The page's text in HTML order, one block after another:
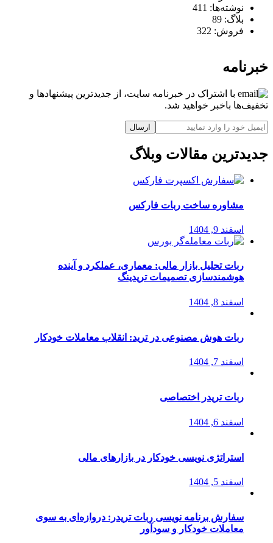
نوشته‌ها: 411
بلاگ: 89
فروش: 322
خبرنامه
با اشتراک در خبرنامه سایت، از جدیدترین پیشنهادها و
تخفیف‌ها باخبر خواهید شد.
ارسال
جدیدترین مقالات وبلاگ
مشاوره ساخت ربات فارکس
اسفند 9, 1404
ربات تحلیل بازار مالی: معماری، عملکرد و آینده
هوشمندسازی تصمیمات تریدینگ
اسفند 8, 1404
ربات هوش مصنوعی در ترید: انقلاب معاملات خودکار
اسفند 7, 1404
ربات تریدر اختصاصی
اسفند 6, 1404
استراتژی‌ نویسی خودکار در بازارهای مالی
اسفند 5, 1404
سفارش برنامه نویسی ربات تریدر: دروازه‌ای به سوی
معاملات خودکار و سودآور